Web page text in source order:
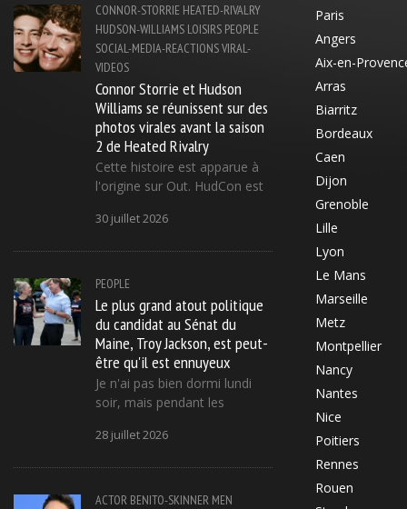
CONNOR-STORRIE HEATED-RIVALRY
HUDSON-WILLIAMS LOISIRS PEOPLE
SOCIAL-MEDIA-REACTIONSVIRAL-
VIDEOS
Connor Storrie et Hudson
Williams se réunissent sur des
photos virales avant la saison
2 de Heated Rivalry
Cette histoire est apparue à
l'origine sur Out. HudCon est
30 juillet 2026
PEOPLE
Le plus grand atout politique
du candidat au Sénat du
Maine, Troy Jackson, est peut-
être qu'il est ennuyeux
Je n'ai pas bien dormi lundi
soir, mais pendant les
28 juillet 2026
ACTOR BENITO-SKINNER MEN
Paris
Angers
Aix-en-
Arras
Biarritz
Bordeaux
Caen
Dijon
Grenoble
Lille
Lyon
Le Mans
Marseille
Metz
Montpellier
Nancy
Nantes
Nice
Poitiers
Rennes
Rouen